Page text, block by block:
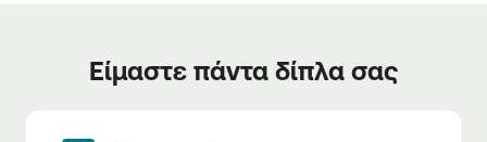
Είμαστε πάντα δίπλα σας